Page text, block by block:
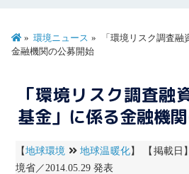
環境ニュース
「環境リスク調査
金融機関の公募開始
「環境リスク調査融
基金」に係る金融機
【地球環境 地球温暖化】 【掲載日
境省／2014.05.29 発表